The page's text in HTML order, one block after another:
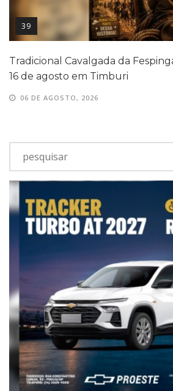
39
Tradicional Cavalgada da
16 de agosto em Timburi
06 DE AGOSTO, 2026